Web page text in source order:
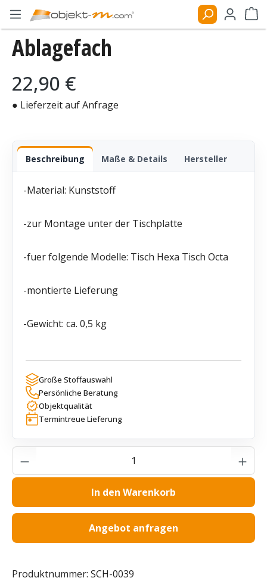
Zum Hauptinhalt springen
Ablagefach
Regulärer Preis:
22,90 €
● Lieferzeit auf Anfrage
Beschreibung Maße & Details Hersteller
-Material: Kunststoff
-zur Montage unter der Tischplatte
-fuer folgende Modelle: Tisch Hexa Tisch Octa
-montierte Lieferung
-Gewicht: ca. 0,5 kg
Große Stoffauswahl
Persönliche Beratung
Objektqualität
Termintreue Lieferung
Produkt Anzahl: Gib den gewünschten
In den Warenkorb
Angebot anfragen
Produktnummer: SCH-0039
Bildergalerie überspringen